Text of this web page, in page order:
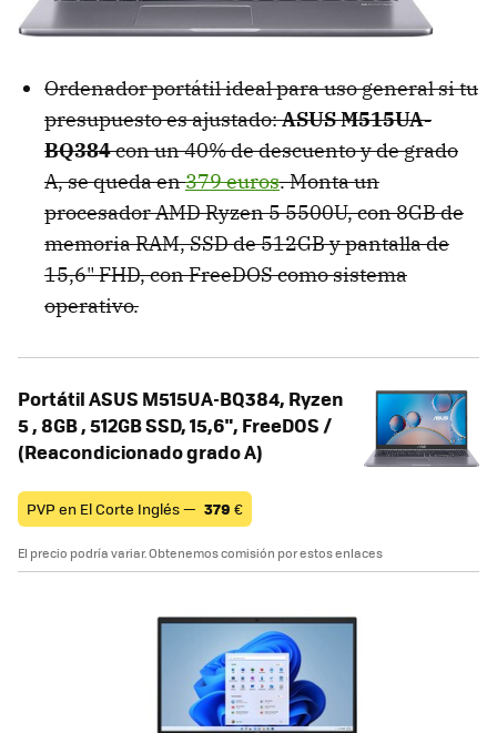
Ordenador portátil ideal para uso general si tu
presupuesto es ajustado:ASUS M515UA-
BQ384con un 40% de descuento y de grado
A, se queda en379 euros. Monta un
procesador AMD Ryzen 5 5500U, con 8GB de
memoria RAM, SSD de 512GB y pantalla de
15,6" FHD, con FreeDOS como sistema
operativo.
Portátil ASUS M515UA-BQ384, Ryzen
5 , 8GB , 512GB SSD, 15,6", FreeDOS /
(Reacondicionado grado A)
PVP en El Corte Inglés — 379 €
El precio podría variar. Obtenemos comisión por estos enlaces